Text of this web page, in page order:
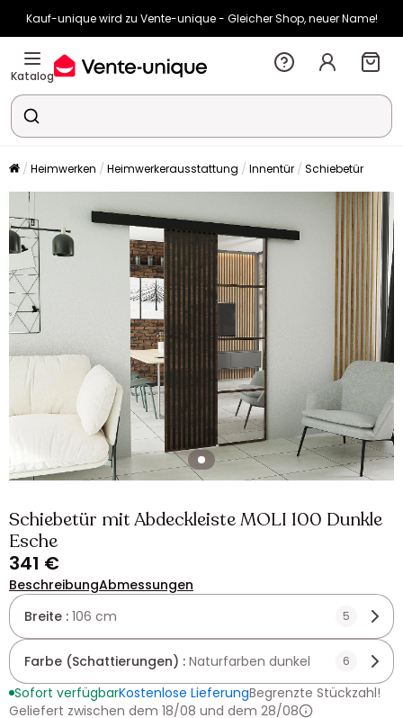
Kauf-unique wird zu Vente-unique - Gleicher Shop, neuer Name!
-10% ab 400€ mitHEAT10auf Vente-unique-Produkte
Noch:
Katalog
Heimwerken Heimwerkerausstattung Innentür Schiebetür
Schiebetür mit Abdeckleiste MOLI 100 Dunkle
Esche
341 €
BeschreibungAbmessungen
Breite : 106 cm 5
Farbe (Schattierungen) : Naturfarben dunkel 6
Sofort verfügbarKostenlose LieferungBegrenzte Stückzahl!
Geliefert zwischen dem 18/08 und dem 28/08